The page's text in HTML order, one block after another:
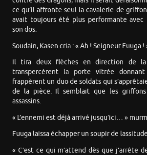
ce qu’il affronte seul la cavalerie de
avait toujours été plus performante avec
son dos.
Soudain, Kasen cria : « Ah ! Seigneur Fuuga !
Il tira deux flèches en direction de la
transpercèrent la porte vitrée
frappèrent un duo de soldats qui
de la pièce. Il semblait que les
assassins.
« L’ennemi est déjà arrivé jusqu’ici… »
Fuuga laissa échapper un soupir de
« C’est ce qui m’attend dès que j’arrête